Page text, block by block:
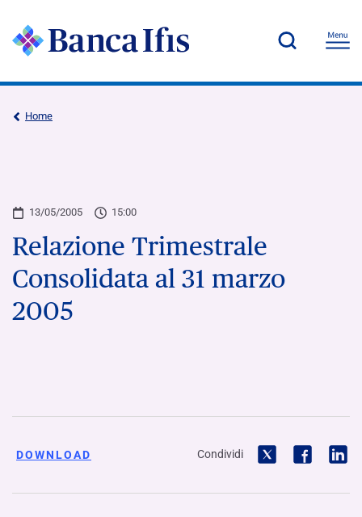
Home
13/05/2005 15:00
Relazione Trimestrale
Consolidata al 31 marzo
2005
DOWNLOAD Condividi